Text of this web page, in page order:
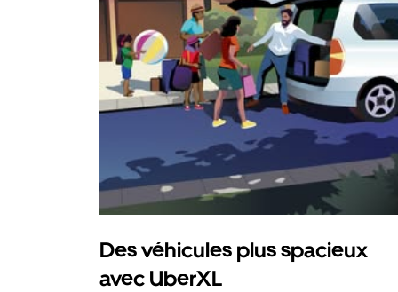
Des véhicules plus spacieux
avec UberXL